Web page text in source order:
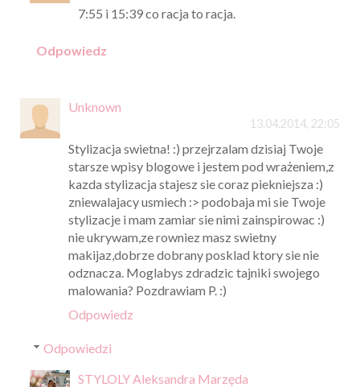
7:55 i 15:39 co racja to racja.
Odpowiedz
Unknown
13.04.2014, 22:05
Stylizacja swietna! :) przejrzalam dzisiaj Twoje
starsze wpisy blogowe i jestem pod wrażeniem,z
kazda stylizacja stajesz sie coraz piekniejsza :)
zniewalajacy usmiech :> podobaja mi sie Twoje
stylizacje i mam zamiar sie nimi zainspirowac :)
nie ukrywam,ze rowniez masz swietny
makijaz,dobrze dobrany posklad ktory sie nie
odznacza. Moglabys zdradzic tajniki swojego
malowania? Pozdrawiam P. :)
Odpowiedz
Odpowiedzi
STYLOLY Aleksandra Marzęda